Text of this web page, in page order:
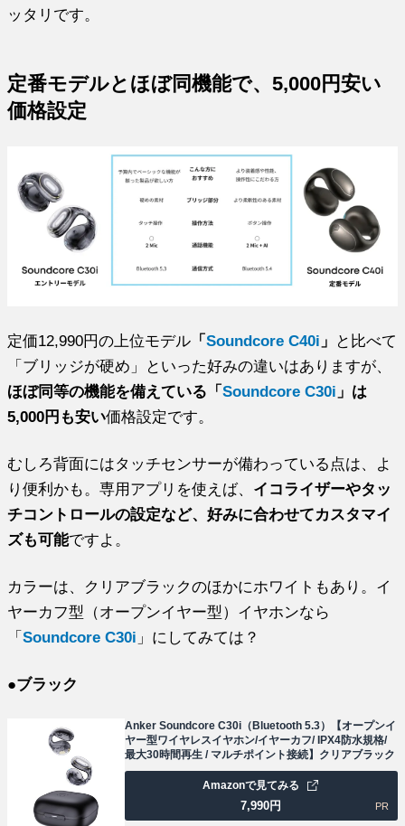
ッタリです。
定番モデルとほぼ同機能で、5,000円安い
価格設定
定価12,990円の上位モデル 「Soundcore C40i 」
と比べて
「ブリッジが硬め」といった好みの違いはありますが、
ほぼ同等の機能を備えている「Soundcore C30i 」は
5,000円も安い価格設定です。
むしろ背面にはタッチセンサーが備わっている点は、よ
り便利かも。専用アプリを使えば、 イコライザーやタッ
チコントロールの設定など、好みに合わせてカスタマイ
ズも可能ですよ。
カラーは、クリアブラックのほかにホワイトもあり。イ
ヤーカフ型（オープンイヤー型）イヤホンなら
「Soundcore C30i 」にしてみては？
●ブラック
Anker Soundcore C30i（Bluetooth 5.3）【オープンイ
ヤー型ワイヤレスイヤホン/イヤーカフ/ IPX4防水規格/
最大30時間再生 / マルチポイント接続】クリアブラック
7,990円
Amazonで見てみる
PR